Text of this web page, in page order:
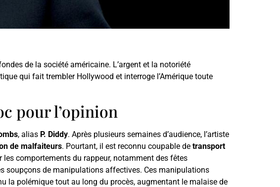
de la société américaine. L’argent et la notoriété
qui fait trembler Hollywood et interroge l’Amérique toute
pour l’opinion
, alias P. Diddy. Après plusieurs semaines d’audience, l’artiste
de malfaiteurs. Pourtant, il est reconnu coupable de transport
comportements du rappeur, notamment des fêtes
soupçons de manipulations affectives. Ces manipulations
la polémique tout au long du procès, augmentant le malaise de